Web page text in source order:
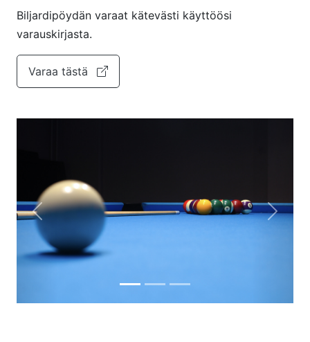
Biljardipöydän varaat kätevästi käyttöösi
varauskirjasta.
Varaa tästä
Previous Next